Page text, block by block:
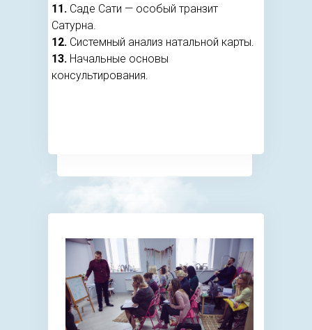
11. Саде Сати — особый транзит
Сатурна.
12. Системный анализ натальной карты.
13. Начальные основы
консультирования.